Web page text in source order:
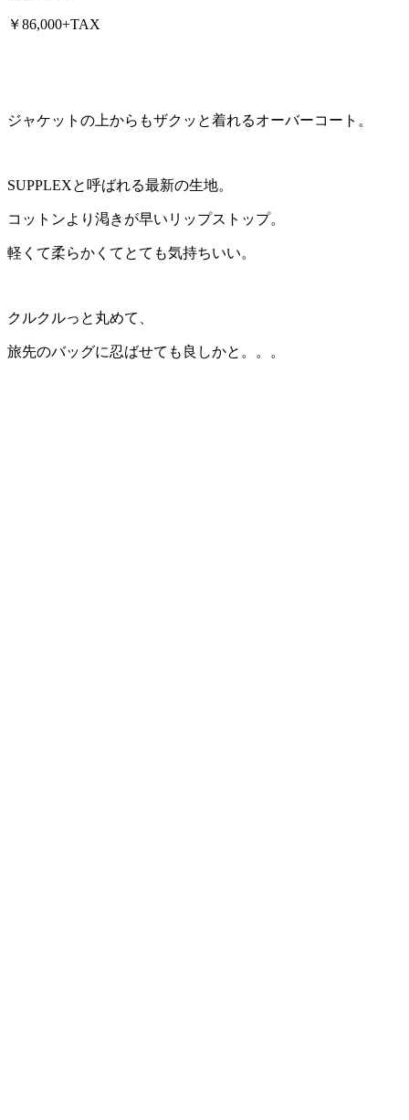
￥86,000+TAX
ジャケットの上からもザクッと着れるオーバーコート。
SUPPLEXと呼ばれる最新の生地。
コットンより渇きが早いリップストップ。
軽くて柔らかくてとても気持ちいい。
クルクルっと丸めて、
旅先のバッグに忍ばせても良しかと。。。